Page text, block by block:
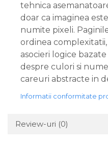
tehnica
doar ca imaginea
numite pixeli.
ordinea
asocieri logice
despre culori si
careuri abstracte in
Informatii conformitate
Review-uri (0)